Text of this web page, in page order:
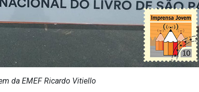
da EMEF Ricardo Vitiello